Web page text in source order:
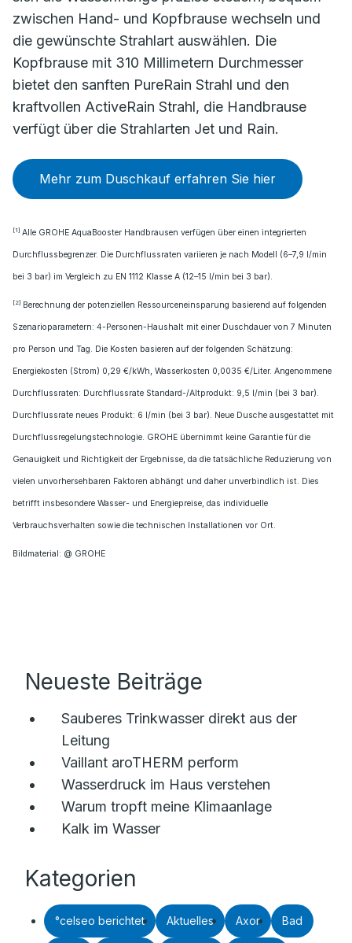
zwischen Hand- und Kopfbrause wechseln und
die gewünschte Strahlart auswählen. Die
Kopfbrause mit 310 Millimetern Durchmesser
bietet den sanften PureRain Strahl und den
kraftvollen ActiveRain Strahl, die Handbrause
verfügt über die Strahlarten Jet und Rain.
Mehr zum Duschkauf erfahren Sie hier
[1] Alle GROHE AquaBooster Handbrausen verfügen über einen integrierten
Durchflussbegrenzer. Die Durchflussraten variieren je nach Modell (6–7,9 l/min
bei 3 bar) im Vergleich zu EN 1112 Klasse A (12–15 l/min bei 3 bar).
[2] Berechnung der potenziellen Ressourceneinsparung basierend auf folgenden
Szenarioparametern: 4-Personen-Haushalt mit einer Duschdauer von 7 Minuten
pro Person und Tag. Die Kosten basieren auf der folgenden Schätzung:
Energiekosten (Strom) 0,29 €/kWh, Wasserkosten 0,0035 €/Liter. Angenommene
Durchflussraten: Durchflussrate Standard-/Altprodukt: 9,5 l/min (bei 3 bar).
Durchflussrate neues Produkt: 6 l/min (bei 3 bar). Neue Dusche ausgestattet mit
Durchflussregelungstechnologie. GROHE übernimmt keine Garantie für die
Genauigkeit und Richtigkeit der Ergebnisse, da die tatsächliche Reduzierung von
vielen unvorhersehbaren Faktoren abhängt und daher unverbindlich ist. Dies
betrifft insbesondere Wasser- und Energiepreise, das individuelle
Verbrauchsverhalten sowie die technischen Installationen vor Ort.
Bildmaterial: @ GROHE
Neueste Beiträge
Sauberes Trinkwasser direkt aus der
Leitung
Vaillant aroTHERM perform
Wasserdruck im Haus verstehen
Warum tropft meine Klimaanlage
Kalk im Wasser
Kategorien
°celseo berichtet Aktuelles Axor Bad